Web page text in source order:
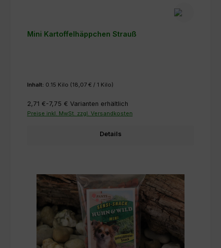
Mini Kartoffelhäppchen Strauß
Inhalt: 0.15 Kilo (18,07 € / 1 Kilo)
2,71 €-7,75 € Varianten erhältlich
Preise inkl. MwSt. zzgl. Versandkosten
Details